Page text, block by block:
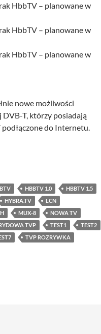
HbbTV – planowane w
HbbTV – planowane w
HbbTV – planowane w
nowe możliwości
T, którzy posiadają
do Internetu.
HBBTV 1.0
HBBTV 1.5
HYBRA.TV
LCN
MUX-8
NOWA TV
TVP TEST1
TEST2
TVP ROZRYWKA